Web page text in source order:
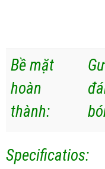
Bề mặt
hoàn
thành:
Specificatios: